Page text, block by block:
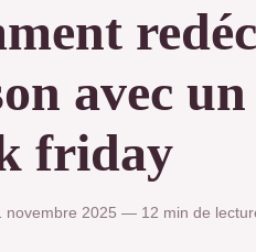
avec
friday
2025 — 12 min de